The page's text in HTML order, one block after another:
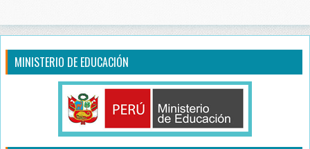
MINISTERIO DE EDUCACIÓN